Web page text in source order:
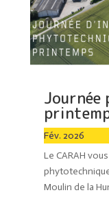
Journée
Fév. 2026
Le CARAH
Moulin de la